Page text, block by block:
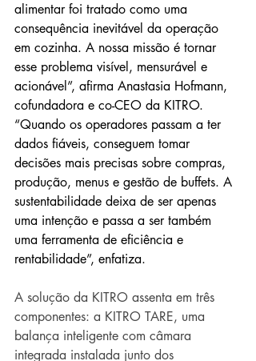
alimentar foi tratado como uma
consequência inevitável da operação
em cozinha. A nossa missão é tornar
esse problema visível, mensurável e
acionável”, afirma Anastasia Hofmann,
cofundadora e co-CEO da KITRO.
“Quando os operadores passam a ter
dados fiáveis, conseguem tomar
decisões mais precisas sobre compras,
produção, menus e gestão de buffets. A
sustentabilidade deixa de ser apenas
uma intenção e passa a ser também
uma ferramenta de eficiência e
rentabilidade”, enfatiza.
A solução da KITRO assenta em três
componentes: a KITRO TARE, uma
balança inteligente com câmara
integrada instalada junto dos